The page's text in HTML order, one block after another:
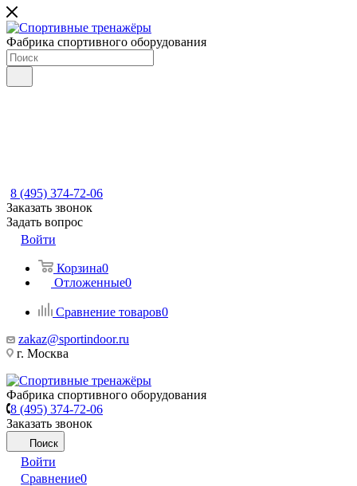
Фабрика спортивного оборудования
8 (495) 374-72-06
Заказать звонок
Задать вопрос
Войти
Корзина0
Отложенные0
Сравнение товаров0
zakaz@sportindoor.ru
г. Москва
Фабрика спортивного оборудования
8 (495) 374-72-06
Заказать звонок
Поиск
Войти
Сравнение0